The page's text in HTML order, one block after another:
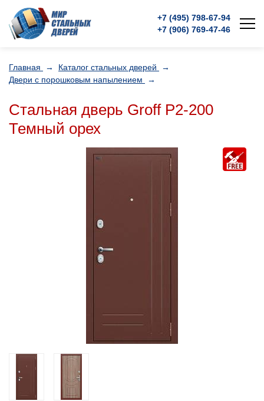
+7 (495) 798-67-94
+7 (906) 769-47-46
Главная → Каталог стальных дверей
→
Двери с порошковым напылением
→
Стальная дверь Groff Р2-200
Темный орех